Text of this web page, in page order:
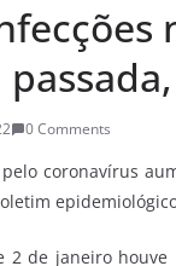
0 Comments
coronavírus
2 de janeiro